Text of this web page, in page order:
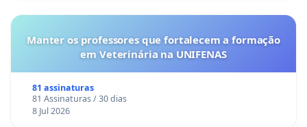
Manter os professores que fortalecem a formação
em Veterinária na UNIFENAS
81 assinaturas
81 Assinaturas / 30 dias
8 Jul 2026